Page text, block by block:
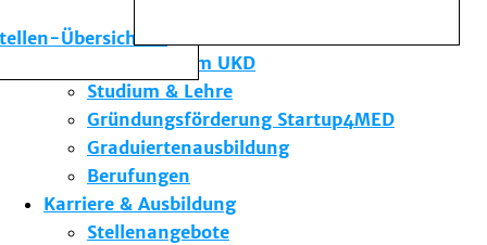
Übersicht
Die Institute des UKD
Forschung am UKD
Studium & Lehre
Gründungsförderung Startup4MED
Graduiertenausbildung
Berufungen
Karriere & Ausbildung
Stellenangebote